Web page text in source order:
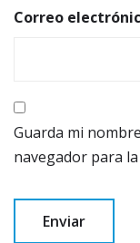
Correo
Guarda mi
navegador para